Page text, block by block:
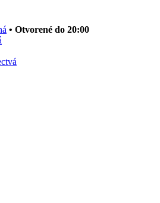
• Otvorené do 20:00